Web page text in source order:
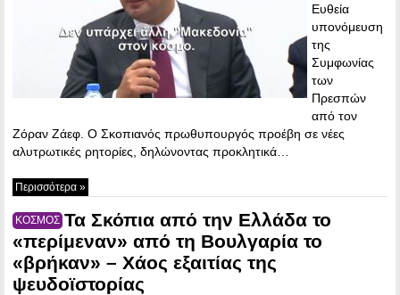
Ευθεία
υπονόμευση
της
Συμφωνίας
των
Πρεσπών
από τον
Ζόραν Ζάεφ. Ο Σκοπιανός πρωθυπουργός προέβη σε νέες
αλυτρωτικές ρητορίες, δηλώνοντας προκλητικά…
Περισσότερα »
ΚΟΣΜΟΣ Τα Σκόπια από την Ελλάδα το
«περίμεναν» από τη Βουλγαρία το
«βρήκαν» – Χάος εξαιτίας της
ψευδοϊστορίας